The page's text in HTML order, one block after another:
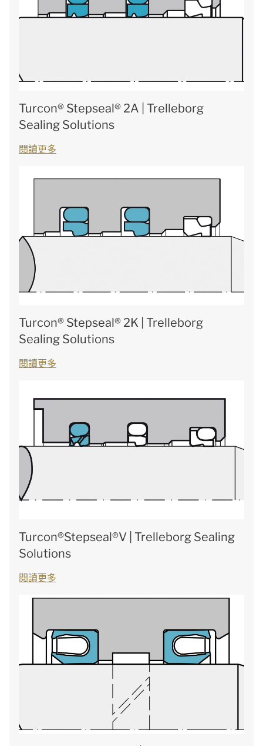
Turcon® Stepseal® 2A | Trelleborg
Sealing Solutions
閱讀更多
Turcon® Stepseal® 2K | Trelleborg
Sealing Solutions
閱讀更多
Turcon®Stepseal®V | Trelleborg Sealing
Solutions
閱讀更多